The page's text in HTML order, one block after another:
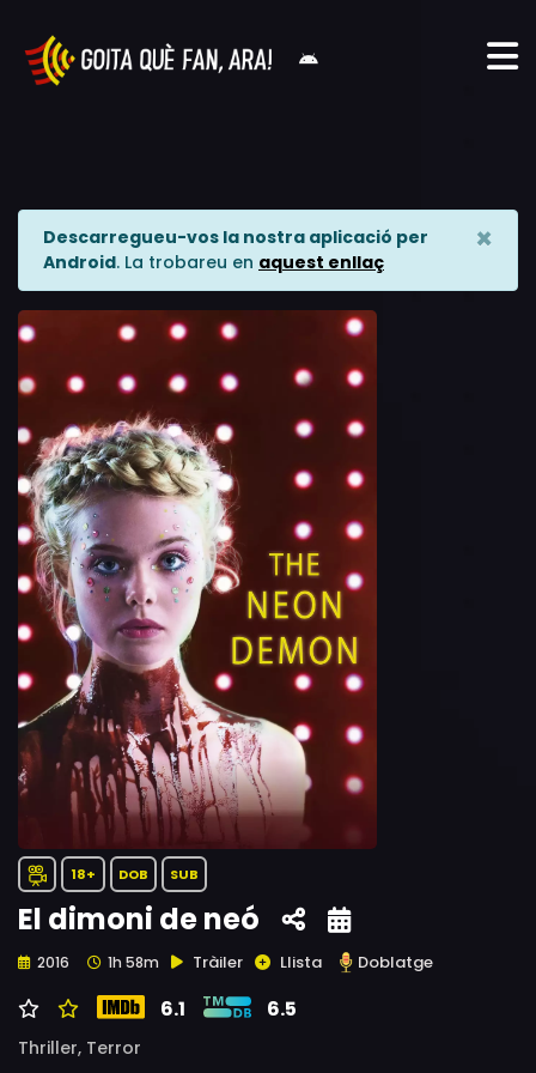
Descarregueu-vos la nostra aplicació per
Android. La trobareu en aquest enllaç
×
18+ DOB SUB
El dimoni de neó
2016 1h 58m Tràiler Llista Doblatge
6.1 6.5
Thriller, Terror